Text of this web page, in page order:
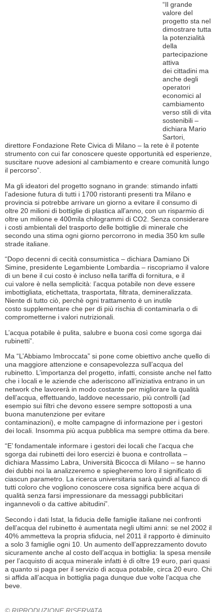
“Il grande
valore del
progetto sta nel
dimostrare tutta
la potenzialità
della
partecipazione
attiva
dei cittadini ma
anche degli
operatori
economici al
cambiamento
verso stili di vita
sostenibili –
dichiara Mario
Sartori,
direttore Fondazione Rete Civica di Milano – la rete è il potente
strumento con cui far conoscere queste opportunità ed esperienze,
suscitare nuove adesioni al cambiamento e creare comunità lungo
il percorso”.
Ma gli ideatori del progetto sognano in grande: stimando infatti
l’adesione futura di tutti i 1700 ristoranti presenti tra Milano e
provincia si potrebbe arrivare un giorno a evitare il consumo di
oltre 20 milioni di bottiglie di plastica all’anno, con un risparmio di
oltre un milione e 400mila chilogrammi di CO2. Senza considerare
i costi ambientali del trasporto delle bottiglie di minerale che
secondo una stima ogni giorno percorrono in media 350 km sulle
strade italiane.
“Dopo decenni di cecità consumistica – dichiara Damiano Di
Simine, presidente Legambiente Lombardia – riscopriamo il valore
di un bene il cui costo è incluso nella tariffa di fornitura, e il
cui valore è nella semplicità: l’acqua potabile non deve essere
imbottigliata, etichettata, trasportata, filtrata, demineralizzata.
Niente di tutto ciò, perchè ogni trattamento è un inutile
costo supplementare che per di più rischia di contaminarla o di
comprometterne i valori nutrizionali.
L’acqua potabile è pulita, salubre e buona così come sgorga dai
rubinetti”.
Ma “L’Abbiamo Imbroccata” si pone come obiettivo anche quello di
una maggiore attenzione e consapevolezza sull’acqua del
rubinetto. L’importanza del progetto, infatti, consiste anche nel fatto
che i locali e le aziende che aderiscono all’iniziativa entrano in un
network che lavorerà in modo costante per migliorare la qualità
dell’acqua, effettuando, laddove necessario, più controlli (ad
esempio sui filtri che devono essere sempre sottoposti a una
buona manutenzione per evitare
contaminazioni), e molte campagne di informazione per i gestori
dei locali. Insomma più acqua pubblica ma sempre ottima da bere.
“E’ fondamentale informare i gestori dei locali che l’acqua che
sgorga dai rubinetti dei loro esercizi è buona e controllata –
dichiara Massimo Labra, Università Bicocca di Milano – se hanno
dei dubbi noi la analizzeremo e spiegheremo loro il significato di
ciascun parametro. La ricerca universitaria sarà quindi al fianco di
tutti coloro che vogliono conoscere cosa significa bere acqua di
qualità senza farsi impressionare da messaggi pubblicitari
ingannevoli o da cattive abitudini”.
Secondo i dati Istat, la fiducia delle famiglie italiane nei confronti
dell’acqua del rubinetto è aumentata negli ultimi anni: se nel 2002 il
40% ammetteva la propria sfiducia, nel 2011 il rapporto è diminuito
a solo 3 famiglie ogni 10. Un aumento dell’apprezzamento dovuto
sicuramente anche al costo dell’acqua in bottiglia: la spesa mensile
per l’acquisto di acqua minerale infatti è di oltre 19 euro, pari quasi
a quanto si paga per il servizio di acqua potabile, circa 20 euro. Chi
si affida all’acqua in bottiglia paga dunque due volte l’acqua che
beve.